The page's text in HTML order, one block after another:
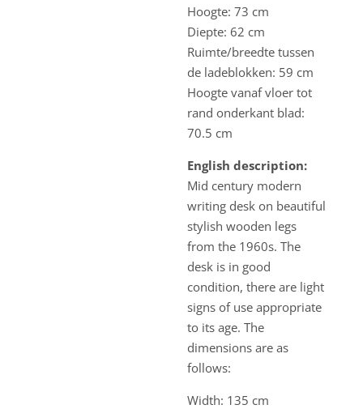
Hoogte: 73 cm
Diepte: 62 cm
Ruimte/breedte tussen
de ladeblokken: 59 cm
Hoogte vanaf vloer tot
rand onderkant blad:
70.5 cm
English description:
Mid century modern
writing desk on beautiful
stylish wooden legs
from the 1960s. The
desk is in good
condition, there are light
signs of use appropriate
to its age. The
dimensions are as
follows:
Width: 135 cm